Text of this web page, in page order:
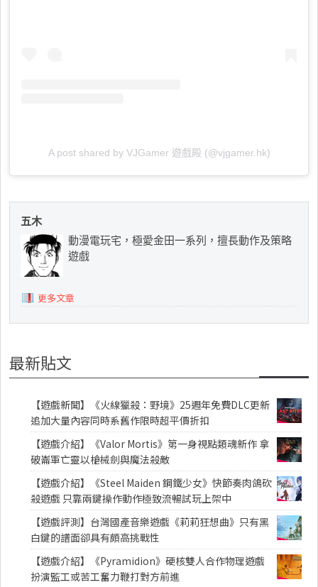
A post shared by VJGamer 遊戲殿 (@vjgamer.hk)
五木
動漫電玩宅，極愛金田一系列，擅長動作及策略
遊戲
更多文章
最新貼文
【遊戲新聞】《火線獵殺：野境》25週年免費DLC更新
追加大量內容同時系舊作限時超平價折扣
【遊戲介紹】《Valor Mortis》第一身視點類魂新作 拿
破崙軍亡靈以槍械劍與魔法殺敵
【遊戲介紹】《Steel Maiden 鋼鐵少女》快節奏肉鴿砍
殺遊戲 只靠兩鍵操作動作極致流暢試玩上架中
【遊戲評測】台灣國產音樂遊戲《莉莉狂想曲》只有黑
白鍵的譜面卻具有頗高挑戰性
【遊戲介紹】《Pyramidion》硬核雙人合作物理遊戲
扮演監工或苦工奮力鞭打對方前進